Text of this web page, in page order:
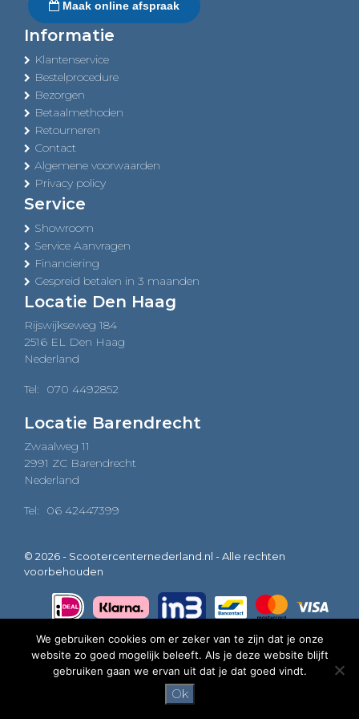
Maak online afspraak
Informatie
Klantenservice
Bestelprocedure
Bezorgen
Betaalmethoden
Retourneren
Contact
Algemene voorwaarden
Privacy policy
Service
Showroom
Service Aanvragen
Financiering
Gespreid betalen in 3 maanden
Locatie Den Haag
Rijswijkseweg 184
2516 EL Den Haag
Nederland
Tel: 070 4492852
Locatie Barendrecht
Zwaalweg 11
2991 ZC Barendrecht
Nederland
Tel: 06 42447399
© 2026 - Scootercenternederland.nl - Alle rechten
voorbehouden
We gebruiken cookies om er zeker van te zijn dat je onze
website zo goed mogelijk beleeft. Als je deze website blijft
gebruiken gaan we ervan uit dat je dat goed vindt.
Ok